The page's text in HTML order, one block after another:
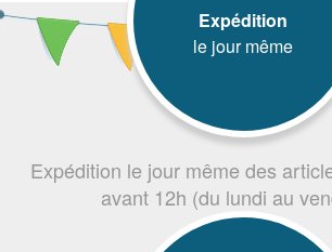
Expédition
le jour même
Expédition le jour même des
avant 12h (du lundi au